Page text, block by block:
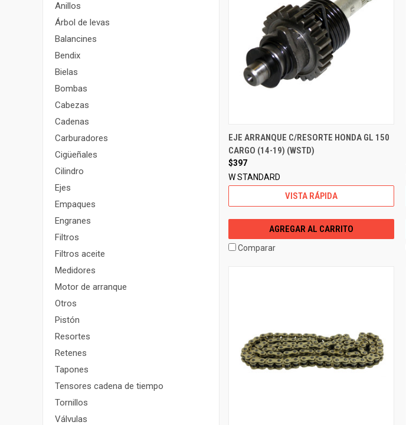
Anillos
Árbol de levas
Balancines
Bendix
Bielas
Bombas
Cabezas
Cadenas
Carburadores
Cigüeñales
Cilindro
Ejes
Empaques
Engranes
Filtros
Filtros aceite
Medidores
Motor de arranque
Otros
Pistón
Resortes
Retenes
Tapones
Tensores cadena de tiempo
Tornillos
Válvulas
EJE ARRANQUE C/RESORTE HONDA GL 150
CARGO (14-19) (WSTD)
$397
W STANDARD
VISTA RÁPIDA
AGREGAR AL CARRITO
Comparar